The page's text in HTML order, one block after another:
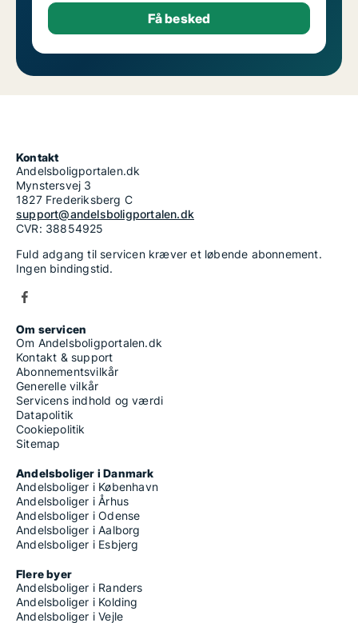
Kontakt
Andelsboligportalen.dk
Mynstersvej 3
1827 Frederiksberg C
support@andelsboligportalen.dk
CVR: 38854925
Fuld adgang til servicen kræver et løbende abonnement.
Ingen bindingstid.
Om servicen
Om Andelsboligportalen.dk
Kontakt & support
Abonnementsvilkår
Generelle vilkår
Servicens indhold og værdi
Datapolitik
Cookiepolitik
Sitemap
Andelsboliger i Danmark
Andelsboliger i København
Andelsboliger i Århus
Andelsboliger i Odense
Andelsboliger i Aalborg
Andelsboliger i Esbjerg
Flere byer
Andelsboliger i Randers
Andelsboliger i Kolding
Andelsboliger i Vejle